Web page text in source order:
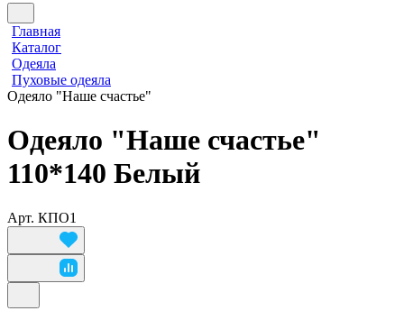
Главная
Каталог
Одеяла
Пуховые одеяла
Одеяло "Наше счастье"
Одеяло "Наше счастье"
110*140 Белый
Арт. КПО1